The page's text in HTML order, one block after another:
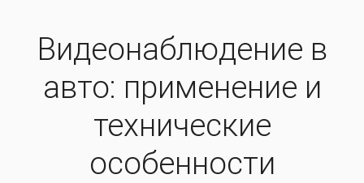
Видеонаблюдение в
авто: применение и
технические
особенности